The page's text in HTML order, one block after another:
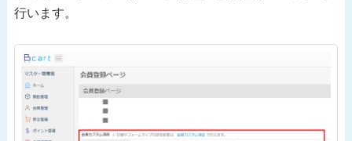
行います。